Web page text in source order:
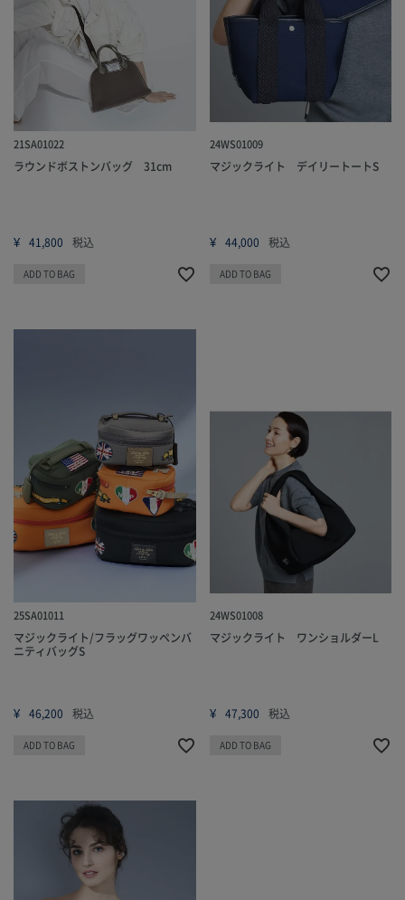
21SA01022
ラウンドボストンバッグ 31cm
¥ 41,800 税込
ADD TO BAG
24WS01009
マジックライト デイリートートS
¥ 44,000 税込
ADD TO BAG
25SA01011
マジックライト/フラッグワッペンバ
ニティバッグS
¥ 46,200 税込
ADD TO BAG
24WS01008
マジックライト ワンショルダーL
¥ 47,300 税込
ADD TO BAG